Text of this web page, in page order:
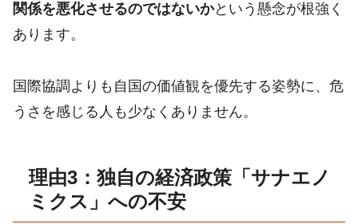
関係を悪化させるのではないかという懸念が根強く
あります。
国際協調よりも自国の価値観を優先する姿勢に、危
うさを感じる人も少なくありません。
理由3：独自の経済政策「サナエノ
ミクス」への不安